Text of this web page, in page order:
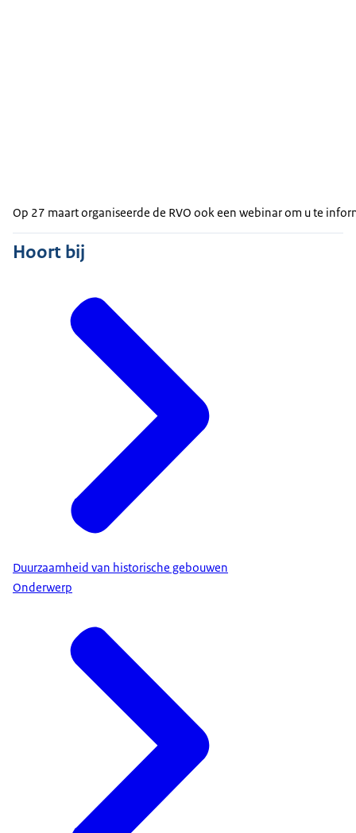
Op 27 maart organiseerde de RVO ook een webinar om u te
Hoort bij
Duurzaamheid van historische gebouwen
Onderwerp